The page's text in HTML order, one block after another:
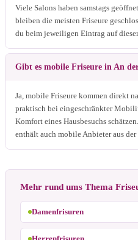
Viele Salons haben samstags
bleiben die meisten Friseure
du beim jeweiligen Eintrag auf dieser
Gibt es mobile Friseure in An
Ja, mobile Friseure kommen direkt
praktisch bei eingeschränkter
Komfort eines Hausbesuchs
enthält auch mobile Anbieter aus der
Mehr rund ums Thema
Damenfrisuren